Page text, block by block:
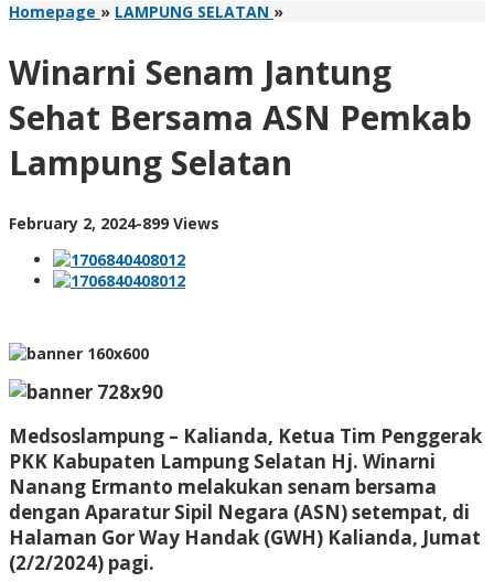
Homepage » LAMPUNG SELATAN »Winarni
Sehat
ASN
Pemkab
Lampung
Selatan
Winarni Senam Jantung
Sehat Bersama ASN Pemkab
Lampung Selatan
February 2, 2024by
-899 Views
Medsoslampung – Kalianda, Ketua Tim Penggerak
PKK Kabupaten Lampung Selatan Hj. Winarni
Nanang Ermanto melakukan senam bersama
dengan Aparatur Sipil Negara (ASN) setempat, di
Halaman Gor Way Handak (GWH) Kalianda, Jumat
(2/2/2024) pagi.